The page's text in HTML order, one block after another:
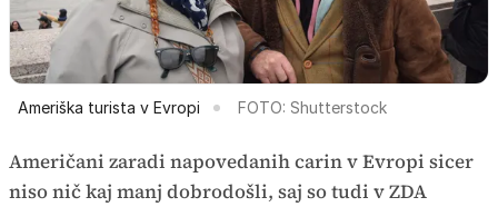
Ameriška turista v Evropi FOTO: Shutterstock
Američani zaradi napovedanih carin v Evropi sicer
niso nič kaj manj dobrodošli, saj so tudi v ZDA